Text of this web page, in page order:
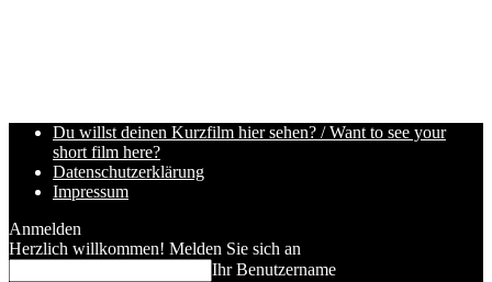
Du willst deinen Kurzfilm hier sehen? / Want to see your
short film here?
Datenschutzerklärung
Impressum
Anmelden
Herzlich willkommen! Melden Sie sich an
Ihr Benutzername